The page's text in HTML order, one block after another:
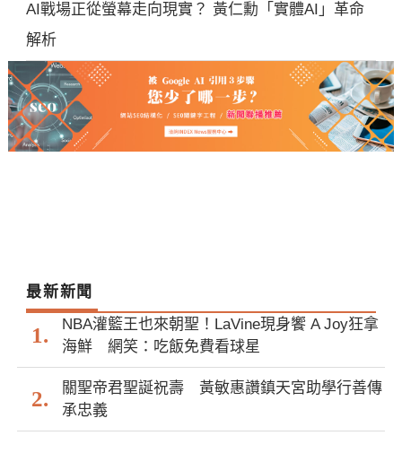
AI戰場正從螢幕走向現實？ 黃仁勳「實體AI」革命
解析
最新新聞
NBA灌籃王也來朝聖！LaVine現身饗 A Joy狂拿
海鮮 網笑：吃飯免費看球星
關聖帝君聖誕祝壽 黃敏惠讚鎮天宮助學行善傳
承忠義